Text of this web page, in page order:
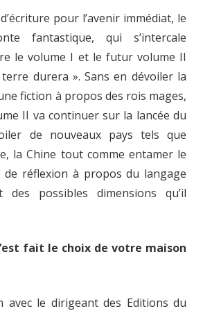
pour l’avenir immédiat, le
fantastique, qui s’intercale
le volume I et le futur volume II
durera ». Sans en dévoiler la
fiction à propos des rois mages,
II va continuer sur la lancée du
de nouveaux pays tels que
la Chine tout comme entamer le
de réflexion à propos du langage
des possibles dimensions qu’il
fait le choix de votre maison
avec le dirigeant des Editions du